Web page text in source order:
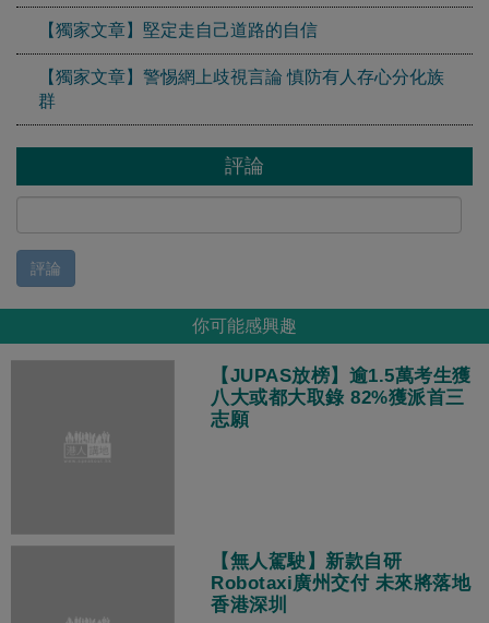
【獨家文章】堅定走自己道路的自信
【獨家文章】警惕網上歧視言論 慎防有人存心分化族
群
評論
評論
你可能感興趣
【JUPAS放榜】逾1.5萬考生獲
八大或都大取錄 82%獲派首三
志願
【無人駕駛】新款自研
Robotaxi廣州交付 未來將落地
香港深圳